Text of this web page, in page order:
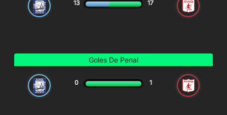
13 17
Goles De Penal
0 1